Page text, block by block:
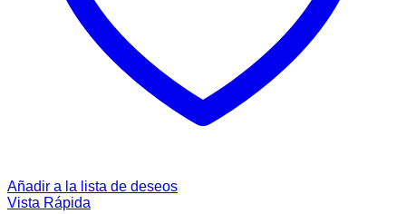
Añadir a la lista de deseos
Vista Rápida